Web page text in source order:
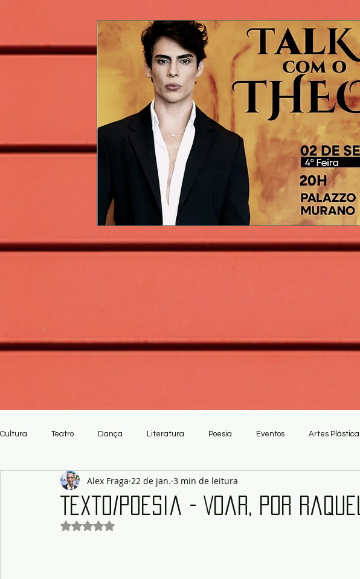
Cultura Teatro Dança Literatura Poesia Eventos Artes
Artesanato
Texto/Poesia - Voar, por
Alex Fraga 22 de jan. 3 min de leitura
Avaliado com NaN de 5 estrelas.